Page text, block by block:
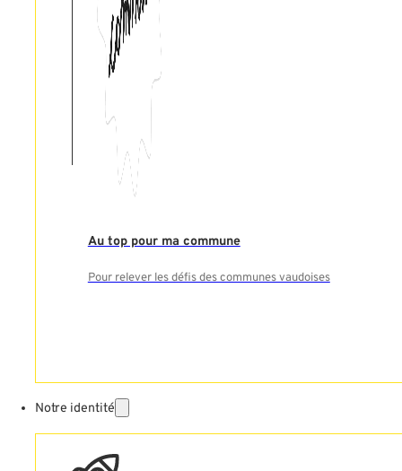
Au top pour ma commune
Pour relever les défis des communes vaudoises
Notre identité